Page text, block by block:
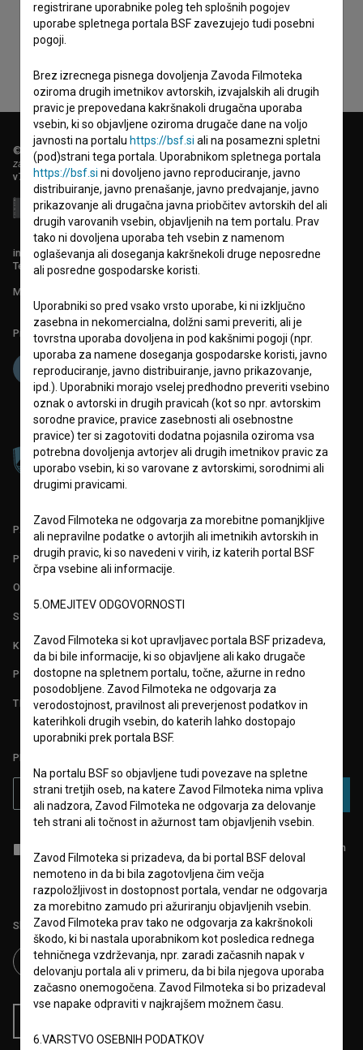
zbiranje, hrambo in obdelavo osebnih podatkov.
© 2018-2026, Filmoteka,
zavod za širjenje filmske kulture
v7.151.0
info@filmoteka.si
Tehnična pomoč: podpora@bsf.si
Mednarodna številka ISSN 2670-787X
Projekt sofinancira:
PARTNERJI
POGOJI UPORABE
O PROJEKTU
STATISTIKA
KONTAKT
POGOSTA VPRAŠANJA
TEST FUNKCIONALNOSTI
PRIJAVITE SE NA BSF NOVIČNIK:
PRIJAVA
za zbiranje, hrambo in
obdelavo osebnih podatkov.
Sledite nam na:
registrirane uporabnike poleg teh splošnih pogojev
uporabe spletnega portala BSF zavezujejo tudi posebni
pogoji.
Brez izrecnega pisnega dovoljenja Zavoda Filmoteka
oziroma drugih imetnikov avtorskih, izvajalskih ali drugih
pravic je prepovedana kakršnakoli drugačna uporaba
vsebin, ki so objavljene oziroma drugače dane na voljo
javnosti na portalu https://bsf.si ali na posamezni spletni
(pod)strani tega portala. Uporabnikom spletnega portala
https://bsf.si ni dovoljeno javno reproduciranje, javno
distribuiranje, javno prenašanje, javno predvajanje, javno
prikazovanje ali drugačna javna priobčitev avtorskih del ali
drugih varovanih vsebin, objavljenih na tem portalu. Prav
tako ni dovoljena uporaba teh vsebin z namenom
oglaševanja ali doseganja kakršnekoli druge neposredne
ali posredne gospodarske koristi.
Uporabniki so pred vsako vrsto uporabe, ki ni izključno
zasebna in nekomercialna, dolžni sami preveriti, ali je
tovrstna uporaba dovoljena in pod kakšnimi pogoji (npr.
uporaba za namene doseganja gospodarske koristi, javno
reproduciranje, javno distribuiranje, javno prikazovanje,
ipd.). Uporabniki morajo vselej predhodno preveriti vsebino
oznak o avtorski in drugih pravicah (kot so npr. avtorskim
sorodne pravice, pravice zasebnosti ali osebnostne
pravice) ter si zagotoviti dodatna pojasnila oziroma vsa
potrebna dovoljenja avtorjev ali drugih imetnikov pravic za
uporabo vsebin, ki so varovane z avtorskimi, sorodnimi ali
drugimi pravicami.
Zavod Filmoteka ne odgovarja za morebitne pomanjkljive
ali nepravilne podatke o avtorjih ali imetnikih avtorskih in
drugih pravic, ki so navedeni v virih, iz katerih portal BSF
črpa vsebine ali informacije.
5.OMEJITEV ODGOVORNOSTI
Zavod Filmoteka si kot upravljavec portala BSF prizadeva,
da bi bile informacije, ki so objavljene ali kako drugače
dostopne na spletnem portalu, točne, ažurne in redno
posodobljene. Zavod Filmoteka ne odgovarja za
verodostojnost, pravilnost ali preverjenost podatkov in
katerihkoli drugih vsebin, do katerih lahko dostopajo
uporabniki prek portala BSF.
Na portalu BSF so objavljene tudi povezave na spletne
strani tretjih oseb, na katere Zavod Filmoteka nima vpliva
ali nadzora, Zavod Filmoteka ne odgovarja za delovanje
teh strani ali točnost in ažurnost tam objavljenih vsebin.
Zavod Filmoteka si prizadeva, da bi portal BSF deloval
nemoteno in da bi bila zagotovljena čim večja
razpoložljivost in dostopnost portala, vendar ne odgovarja
za morebitno zamudo pri ažuriranju objavljenih vsebin.
Zavod Filmoteka prav tako ne odgovarja za kakršnokoli
škodo, ki bi nastala uporabnikom kot posledica rednega
tehničnega vzdrževanja, npr. zaradi začasnih napak v
delovanju portala ali v primeru, da bi bila njegova uporaba
začasno onemogočena. Zavod Filmoteka si bo prizadeval
vse napake odpraviti v najkrajšem možnem času.
6.VARSTVO OSEBNIH PODATKOV